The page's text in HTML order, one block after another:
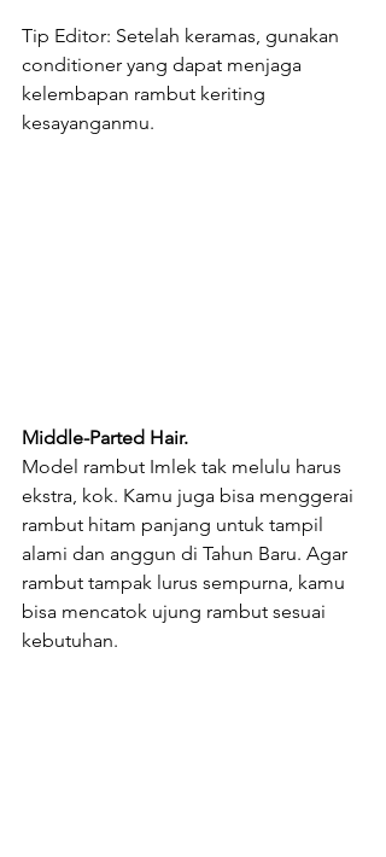
Tip Editor: Setelah keramas, gunakan
conditioner yang dapat menjaga
kelembapan rambut keriting
kesayanganmu.
Middle-Parted Hair.
Model rambut Imlek tak melulu harus
ekstra, kok. Kamu juga bisa menggerai
rambut hitam panjang untuk tampil
alami dan anggun di Tahun Baru. Agar
rambut tampak lurus sempurna, kamu
bisa mencatok ujung rambut sesuai
kebutuhan.